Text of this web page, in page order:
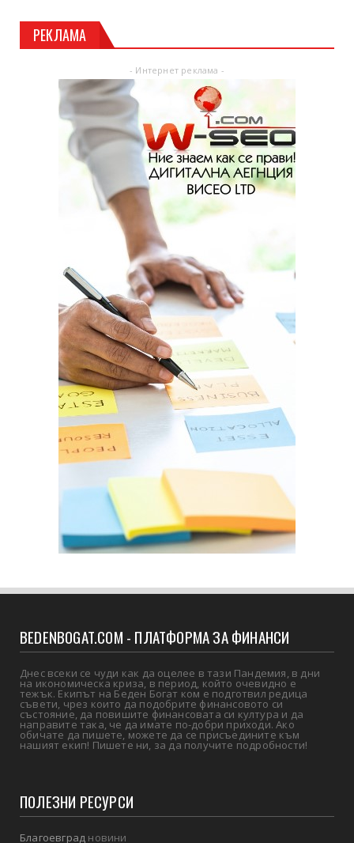
РЕКЛАМА
- Интернет реклама -
BEDENBOGAT.COM - ПЛАТФОРМА ЗА ФИНАНСИ
Днес всеки се чуди как да оцелее в тази Пандемия, в дни
на икономическа криза, в период, който очевидно е
тежък. Екипът на Беден Богат ком е подготвил редица
съвети, чрез които да подобрите финансовото си
състояние, да повишите финансовата си култура и да
направите така, че да имате по-добри приходи. Ако
обичате да пишете, можете да се присъедините към
нашият екип! Пишете ни, за да получите подробности!
ПОЛЕЗНИ РЕСУРСИ
Благоевград новини